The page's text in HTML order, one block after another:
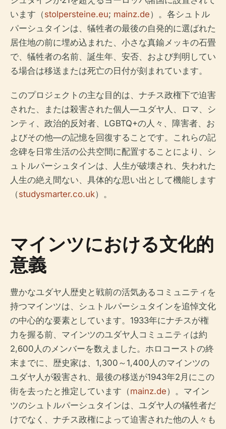
います（stolpersteine.eu; mainz.de）。各シュトル
パーシュタインは、犠牲者の最後の自発的に選ばれた
居住地の前に埋め込まれた、小さな真鍮メッキの石畳
で、犠牲者の名前、誕生年、安否、および判明してい
る場合は移送または死亡の日付が刻まれています。
このプロジェクトの主な目的は、ナチス政権下で迫害
された、または殺害された個人—ユダヤ人、ロマ、シ
ンティ、政治的反対者、LGBTQ+の人々、障害者、お
よびその他—の記憶を回復することです。これらの記
念碑を日常生活の公共空間に配置することにより、シ
ュトルパーシュタインは、人生が破壊され、失われた
人生の絶え間ない、具体的な思い出として機能します
（studysmarter.co.uk）。
マインツにおける文化的
意義
豊かなユダヤ人歴史と戦前の活気あるコミュニティを
持つマインツは、シュトルパーシュタインを追悼文化
の中心的な要素としています。1933年にナチスが権
力を握る前、マインツのユダヤ人コミュニティは約
2,600人のメンバーを数えました。ホロコーストの終
末までに、歴史家は、1,300～1,400人のマインツの
ユダヤ人が殺害され、最後の移送が1943年2月にこの
街を去ったと推定しています（mainz.de）。マイン
ツのシュトルパーシュタインは、ユダヤ人の犠牲者だ
けでなく、ナチス政権によって迫害された他の人々も